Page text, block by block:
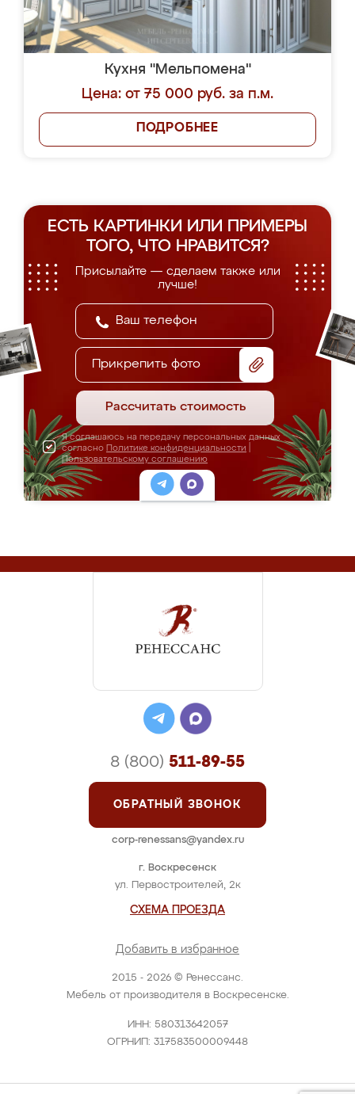
Кухня "Мельпомена"
Цена: от 75 000 руб. за п.м.
ПОДРОБНЕЕ
ЕСТЬ КАРТИНКИ ИЛИ ПРИМЕРЫ
ТОГО, ЧТО НРАВИТСЯ?
Присылайте — сделаем также или
лучше!
Прикрепить фото
Рассчитать стоимость
Я соглашаюсь на передачу персональных данных
согласно Политике конфиденциальности
Пользовательскому соглашению
2015 - 2026 © Ренессанс.
Мебель от производителя в Воскресенске.
ИНН: 580313642057
ОГРНИП: 317583500009448
г. Воскресенск
ул. Первостроителей, 2к
СХЕМА ПРОЕЗДА
Добавить в избранное
8 (800) 511-89-55
ОБРАТНЫЙ ЗВОНОК
corp-renessans@yandex.ru